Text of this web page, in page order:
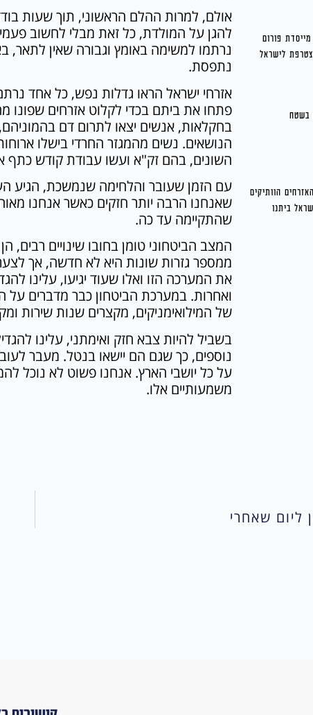
אולם, למרות ההלם הראשוני, תוך שעות
להגן על המולדת, כל זאת מבלי לחשוב
נרתמו למשימה באומץ וגבורה שאין
נתפסת.
אזרחי ישראל הראו גדלות נפש, כל אחד
פתחו את ביתם בכדי לקלוט אזרחים שפונו
בחקלאות, אנשים יצאו לתרום דם
הנושאים. נשים מהמגזר החרדי בישלו
השונים, בהם זק"א ועשו עבודת קודש כתף
עם הזמן שעובר והלחימה שנמשכת, הגיע
שהתקיימה עד כה.
המצב הביטחוני טומן בחובו שינויים רבים,
ממספר גזרות שונות היא לא חדשה, אך
את המערכה הזו ואלו שעוד יגיעו, עלינו
ואחרות. במערכת הביטחון כבר מדברים
של המילואימניקים, מקצרים שנות שירות
בשביל להיות צבא חזק ואימתני, עלינו
נוספים, כך שגם הם יישאו בנטל. מעבר
על כל יושבי הארץ. אנחנו פשוט לא נוכל
משמעותיים אלו.
פורום
לישראל
בשטח
הוותיקים
ביתנו
ליום שאחרי